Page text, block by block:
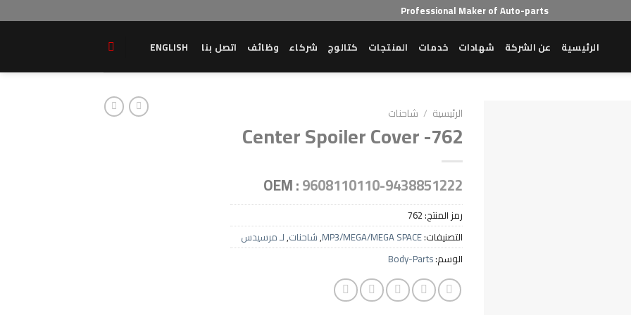
Professional Maker of Auto-parts
الرئيسية عن الشركة شهادات خدمات المنتجات كتالوج شركاء وظائف اتصل بنا ENGLISH
الرئيسية / شاحنات
Center Spoiler Cover -762
OEM :9608110110-9438851222
رمز المنتج:762
التصنيفات:MP3/MEGA/MEGA SPACE
,شاحنات,لـ مرسيدس
الوسم:Body-Parts